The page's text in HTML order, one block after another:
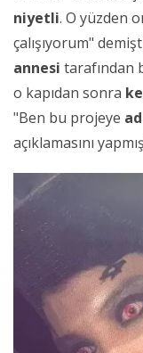
niyetli. O yüzden
çalışıyorum"
annesi tarafından
o kapıdan sonra
"Ben bu projeye
açıklamasını